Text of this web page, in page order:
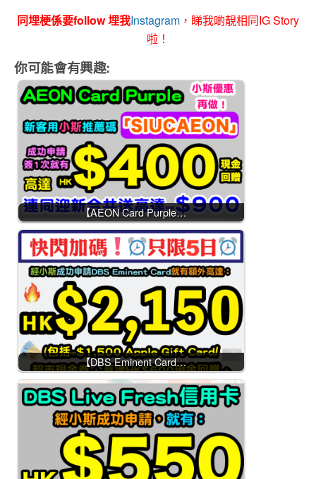
同埋梗係要follow 埋我Instagram ，睇我啲靚相同IG Story
啦！
你可能會有興趣:
【AEON Card Purple…
【DBS Eminent Card…